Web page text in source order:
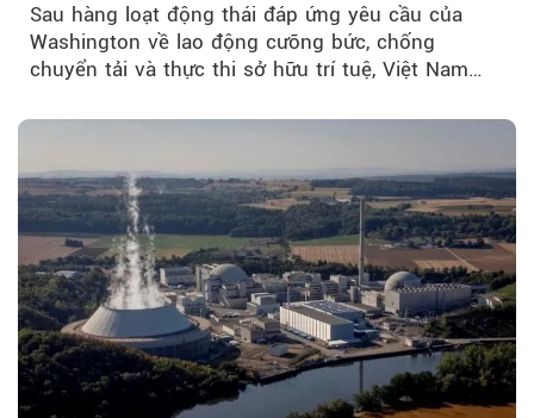
Sau hàng loạt động thái đáp ứng yêu cầu của
Washington về lao động cưỡng bức, chống
chuyển tải và thực thi sở hữu trí tuệ, Việt Nam